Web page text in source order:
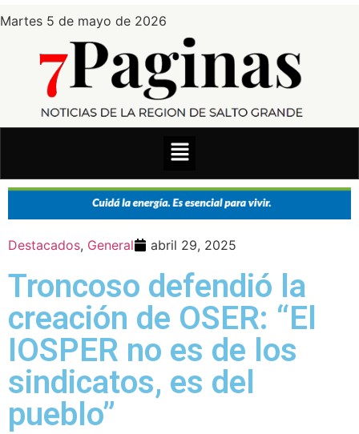
Martes 5 de mayo de 2026
Destacados, General abril 29, 2025
Troncoso defendió la
creación de OSER: “El
IOSPER no es de los
sindicatos, es del
pueblo”